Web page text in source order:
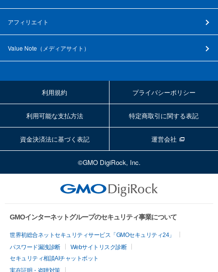
アフィリエイト
Value Note（ メディアサイト ）
利用規約 プライバシーポリシー
利用可能な支払方法 特定商取引に関する表記
資金決済法に基づく表記 運営会社
©GMO DigiRock, Inc.
GMOインターネットグループのセキュリティ事業について
世界初総合ネットセキュリティサービス「GMOセキュリティ24」
パスワード漏洩診断
Webサイトリスク診断
セキュリティ相談AIチャットボット
実在証明・盗聴対策